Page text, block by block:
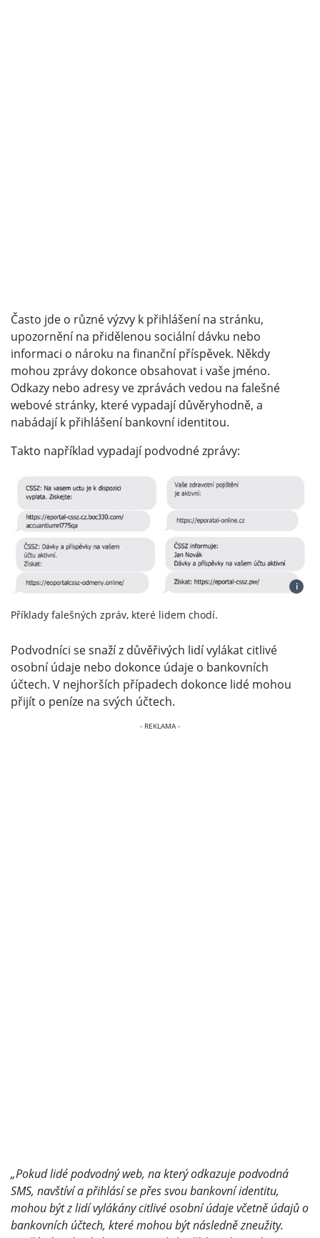
Často jde o různé výzvy k přihlášení na stránku,
upozornění na přidělenou sociální dávku nebo
informaci o nároku na finanční příspěvek. Někdy
mohou zprávy dokonce obsahovat i vaše jméno.
Odkazy nebo adresy ve zprávách vedou na falešné
webové stránky, které vypadají důvěryhodně, a
nabádají k přihlášení bankovní identitou.
Takto například vypadají podvodné zprávy:
i
Příklady falešných zpráv, které lidem chodí.
Podvodníci se snaží z důvěřivých lidí vylákat citlivé
osobní údaje nebo dokonce údaje o bankovních
účtech. V nejhorších případech dokonce lidé mohou
přijít o peníze na svých účtech.
„Pokud lidé podvodný web, na který odkazuje podvodná
SMS, navštíví a přihlásí se přes svou bankovní identitu,
mohou být z lidí vylákány citlivé osobní údaje včetně údajů o
bankovních účtech, které mohou být následně zneužity.